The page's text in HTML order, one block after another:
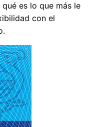
es lo que más le
con el